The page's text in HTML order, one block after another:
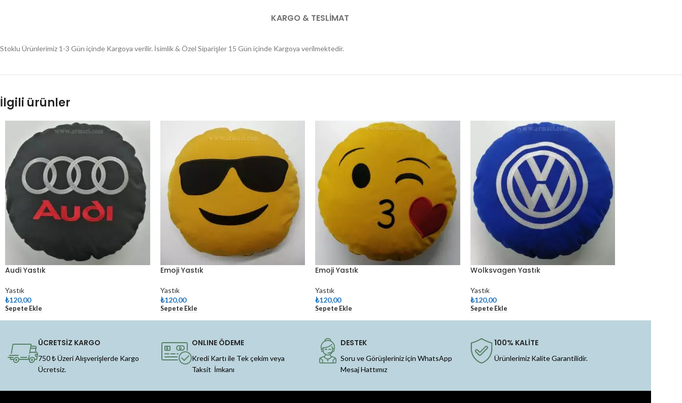
KARGO & TESLIMAT
Stoklu Ürünlerimiz 1-3 Gün içinde Kargoya verilir. İsimlik & Özel Siparişler 15 Gün içinde Kargoya verilmektedir.
İlgili ürünler
Audi Yastık
Yastık
₺120,00
Sepete Ekle
Emoji Yastık
Yastık
₺120,00
Sepete Ekle
Emoji Yastık
Yastık
₺120,00
Sepete Ekle
Wolksvagen Yastık
Yastık
₺120,00
Sepete Ekle
ÜCRETSİZ KARGO
750 ₺ Üzeri Alışverişlerde Kargo
Ücretsiz.
ONLINE ÖDEME
Kredi Kartı ile Tek çekim veya
Taksit İmkanı
DESTEK
Soru ve Görüşleriniz için WhatsApp
Mesaj Hattımız
100% KALİTE
Ürünlerimiz Kalite Garantilidir.